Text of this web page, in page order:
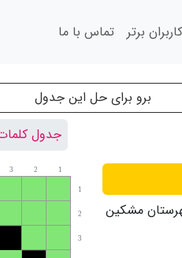
کاربران برتر تماس با ما
برو برای حل این جدول
جدول کلمات
1
1
2
3
2
3
مشكین